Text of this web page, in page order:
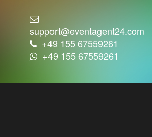
Verkehrsmanagement: Die
von Parkplätzen und die
des Verkehrsflusses sind
Bedürfnisse.
support@eventagent24.com
+49 155 67559261
+49 155 67559261